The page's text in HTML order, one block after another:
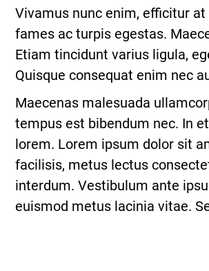
Vivamus nunc enim, efficitur
fames ac turpis egestas.
Etiam tincidunt varius ligula,
Quisque consequat enim nec
Maecenas malesuada
tempus est bibendum nec. In
lorem. Lorem ipsum dolor sit
facilisis, metus lectus
interdum. Vestibulum ante
euismod metus lacinia vitae.